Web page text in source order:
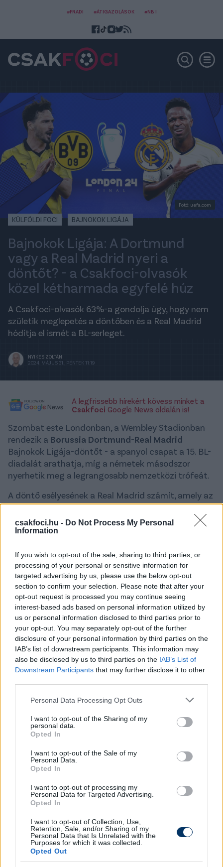
csakfoci.hu - Do Not Process My Personal
Information
If you wish to opt-out of the sale, sharing to third parties, or
processing of your personal or sensitive information for
targeted advertising by us, please use the below opt-out
section to confirm your selection. Please note that after your
opt-out request is processed you may continue seeing
interest-based ads based on personal information utilized by
us or personal information disclosed to third parties prior to
your opt-out. You may separately opt-out of the further
disclosure of your personal information by third parties on the
IAB’s list of downstream participants. This information may
also be disclosed by us to third parties on the IAB’s List of
Downstream Participants that may further disclose it to other
Please note that this website/app uses one or more Google
not limited to your visit or usage behaviour. You may click to
grant or deny consent to Google and its third-party tags to
use your data for below specified purposes in below Google
consent section.
Personal Data Processing Opt Outs
I want to opt-out of the Sharing of my
personal data.
Opted In
I want to opt-out of the Sale of my
Personal Data.
Opted In
I want to opt-out of processing my
Personal Data for Targeted Advertising.
Opted In
I want to opt-out of Collection, Use,
Retention, Sale, and/or Sharing of my
Personal Data that Is Unrelated with the
Purposes for which it was collected.
Opted Out
#FRADI #ÁTIGAZOLÁSOK #NB I
Fotó: uefa.com
KÜLFÖLDI FOCI BAJNOKOK LIGÁJA
Bajnokok Ligája: A Dortmund
vagy a Real Madrid nyeri a
döntőt? - a Csakfoci-olvasók
közel kétharmada egyfelé húz
A Csakfoci-olvasók 63%-a gondolja úgy, hogy nem
születik meglepetés a döntőben és a Real Madrid
hódítja el ismét a BL-serleget.
NYIKES ZOLTÁN
2024. MÁJUS 31., PÉNTEK 11:19
A legfrissebb hírekért kövess minket a
Csakfoci Google News oldalán is!
Szombat este Londonban, a Wembley Stadionban
rendezik a Borussia Dortmund-Real Madrid
Bajnokok Ligája-döntőt - a spanyol csapat a 15. BL-
diadalát arathatja, míg a németek másodszor
nyerhetik meg a legrangosabb nemzetközi trófeát.
A döntő esélyesének a Real Madrid számít, amely az
előző nyolc BL-kiírásból négyet megnyert, kétszer
pedig az elődöntőig jutott, de természetesen nem
szabad lebecsülni a Dortmundot, hiszen
szakaszban aPSV Eindhovent, az Atlético
Madridot és a Paris Saint-Germaintbúcsúztatta -
sőt, a csoportkörben a PSG-t, az AC Milant és a
Newcastle-t előzte meg. A Real százszázalékosan
vette a csoportkör, az egyenes kieséses szakaszban
viszont már jóval nehezebb sorsolása volt, Modricék
azRB Leipziget, a Manchester Cityt és a Bayern
Münchentkiejtve érkeznek Londonba.
A Csakfoci a legújabb szavazásán arra volt
kíváncsi, hogy az olvasóink szerint ki nyeri a
szombat esti finálét. A végeredmény itt is azt
kétharmada várja azt, hogy a Real Madrid emeli a
magasba újra a trófeát, míg 37% gondolja azt,
hogy az esélytelenebbnek vélt Dortmund
A szavazás végeredménye
Ki nyeri a Bajnokok Ligája döntőjét?
A Real Madrid - 63%
A Borussia Dortmund 37%